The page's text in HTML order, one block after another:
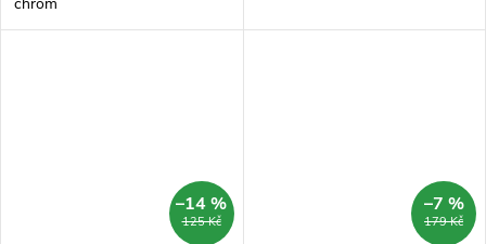
125 Kč
–14 %
179 Kč
–7 %